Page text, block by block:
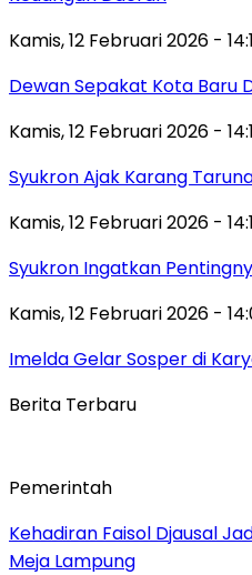
Kamis, 12 Februari 2026 -
Dewan Sepakat Kota Baru
Kamis, 12 Februari 2026 -
Syukron Ajak Karang
Kamis, 12 Februari 2026 -
Syukron Ingatkan
Kamis, 12 Februari 2026 -
Imelda Gelar Sosper di
Berita Terbaru
Pemerintah
Kehadiran Faisol Djausal
Meja Lampung